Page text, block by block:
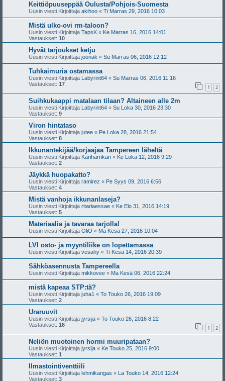
Keittiöpuuseppää Oulusta/Pohjois-Suomesta
Uusin viesti Kirjoittaja akihoo « Ti Marras 29, 2016 10:03
Mistä ulko-ovi rm-taloon?
Uusin viesti Kirjoittaja TapsK « Ke Marras 16, 2016 14:01
Vastaukset: 10
Hyvät tarjoukset ketju
Uusin viesti Kirjoittaja joonak « Su Marras 06, 2016 12:12
Tuhkaimuria ostamassa
Uusin viesti Kirjoittaja Labyrint64 « Su Marras 06, 2016 11:16
Vastaukset: 17 1 2
Suihkukaappi matalaan tilaan? Altaineen alle 2m
Uusin viesti Kirjoittaja Labyrint64 « Su Loka 30, 2016 23:30
Vastaukset: 9
Viron hintataso
Uusin viesti Kirjoittaja jutee « Pe Loka 28, 2016 21:54
Vastaukset: 8
Ikkunantekijää/korjaajaa Tampereen läheltä
Uusin viesti Kirjoittaja Kariharrikari « Ke Loka 12, 2016 9:29
Vastaukset: 2
Jäykkä huopakatto?
Uusin viesti Kirjoittaja ramirez « Pe Syys 09, 2016 6:56
Vastaukset: 4
Mistä vanhoja ikkunanlaseja?
Uusin viesti Kirjoittaja ritariaessae « Ke Elo 31, 2016 14:19
Vastaukset: 5
Materiaalia ja tavaraa tarjolla!
Uusin viesti Kirjoittaja OliO « Ma Kesä 27, 2016 10:04
LVI osto- ja myyntiliike on lopettamassa
Uusin viesti Kirjoittaja vesahy « Ti Kesä 14, 2016 20:39
Sähköasennusta Tampereella
Uusin viesti Kirjoittaja mikkovee « Ma Kesä 06, 2016 22:24
mistä kapeaa STP:tä?
Uusin viesti Kirjoittaja juha1 « To Touko 26, 2016 19:09
Vastaukset: 2
Uraruuvit
Uusin viesti Kirjoittaja jyrsija « To Touko 26, 2016 8:22
Vastaukset: 16 1 2
Neliön muotoinen hormi muuripataan?
Uusin viesti Kirjoittaja jyrsija « Ke Touko 25, 2016 9:00
Vastaukset: 1
Ilmastointiventtiili
Uusin viesti Kirjoittaja lehmikangas « La Touko 14, 2016 12:24
Vastaukset: 3